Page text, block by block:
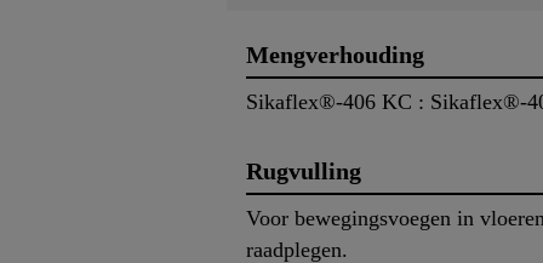
Mengverhouding
Sikaflex®-406 KC : Sikaflex®-
Rugvulling
Voor bewegingsvoegen in
raadplegen.